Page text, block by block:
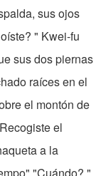
sus ojos
" Kwei-fu
sus dos piernas
raíces en el
el montón de
el
a la